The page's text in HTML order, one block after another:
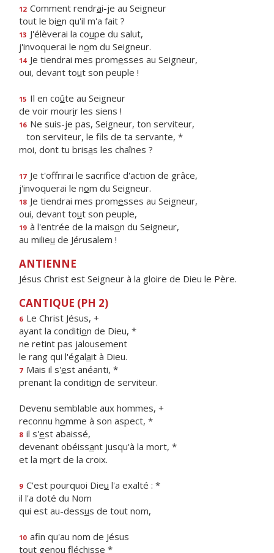
12 Comment rendrai-je au Seigneur
tout le bien qu'il m'a fait ?
13 J'élèverai la coupe du salut,
j'invoquerai le nom du Seigneur.
14 Je tiendrai mes promesses au Seigneur,
oui, devant tout son peuple !
15 Il en coûte au Seigneur
de voir mourir les siens !
16 Ne suis-je pas, Seigneur, ton serviteur,
ton serviteur, le fls de ta servante, *
moi, dont tu brisas les chaînes ?
17 Je t'offrirai le sacrifce d'action de grâce,
j'invoquerai le nom du Seigneur.
18 Je tiendrai mes promesses au Seigneur,
oui, devant tout son peuple,
19 à l'entrée de la maison du Seigneur,
au milieu de Jérusalem !
ANTIENNE
Jésus Christ est Seigneur à la gloire de Dieu le Père.
CANTIQUE (PH 2)
6 Le Christ Jésus, +
ayant la condition de Dieu, *
ne retint pas jalousement
le rang qui l'égalait à Dieu.
7 Mais il s'est anéanti, *
prenant la condition de serviteur.
Devenu semblable aux hommes, +
reconnu homme à son aspect, *
8 il s'est abaissé,
devenant obéissant jusqu'à la mort, *
et la mort de la croix.
9 C'est pourquoi Dieu l'a exalté : *
il l'a doté du Nom
qui est au-dessus de tout nom,
10 afin qu'au nom de Jésus
tout genou fléchisse *